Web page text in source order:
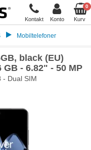
Kontakt Konto
0
Kurv
Mobiltelefoner
black (EU)
GB - 6.82" - 50 MP
- Dual SIM